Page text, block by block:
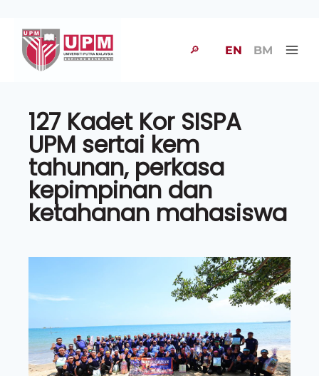
🔎 EN BM
127 Kadet Kor SISPA
UPM sertai kem
tahunan, perkasa
kepimpinan dan
ketahanan mahasiswa